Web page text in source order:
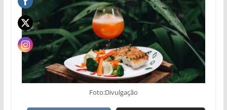
Foto:Divulgação